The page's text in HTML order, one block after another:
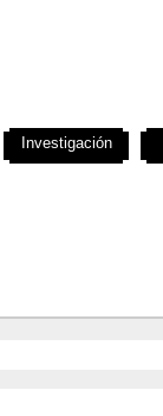
Investigación